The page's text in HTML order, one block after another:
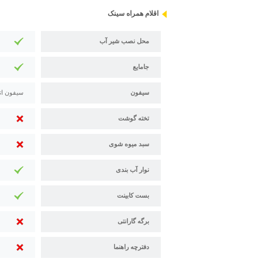
اقلام همراه سینک
محل نصب شیر آب
جامایع
سیفون سیفون
تخته گوشت
سبد میوه شوی
نوار آب بندی
بست کابینت
برگه گارانتی
دفترچه راهنما